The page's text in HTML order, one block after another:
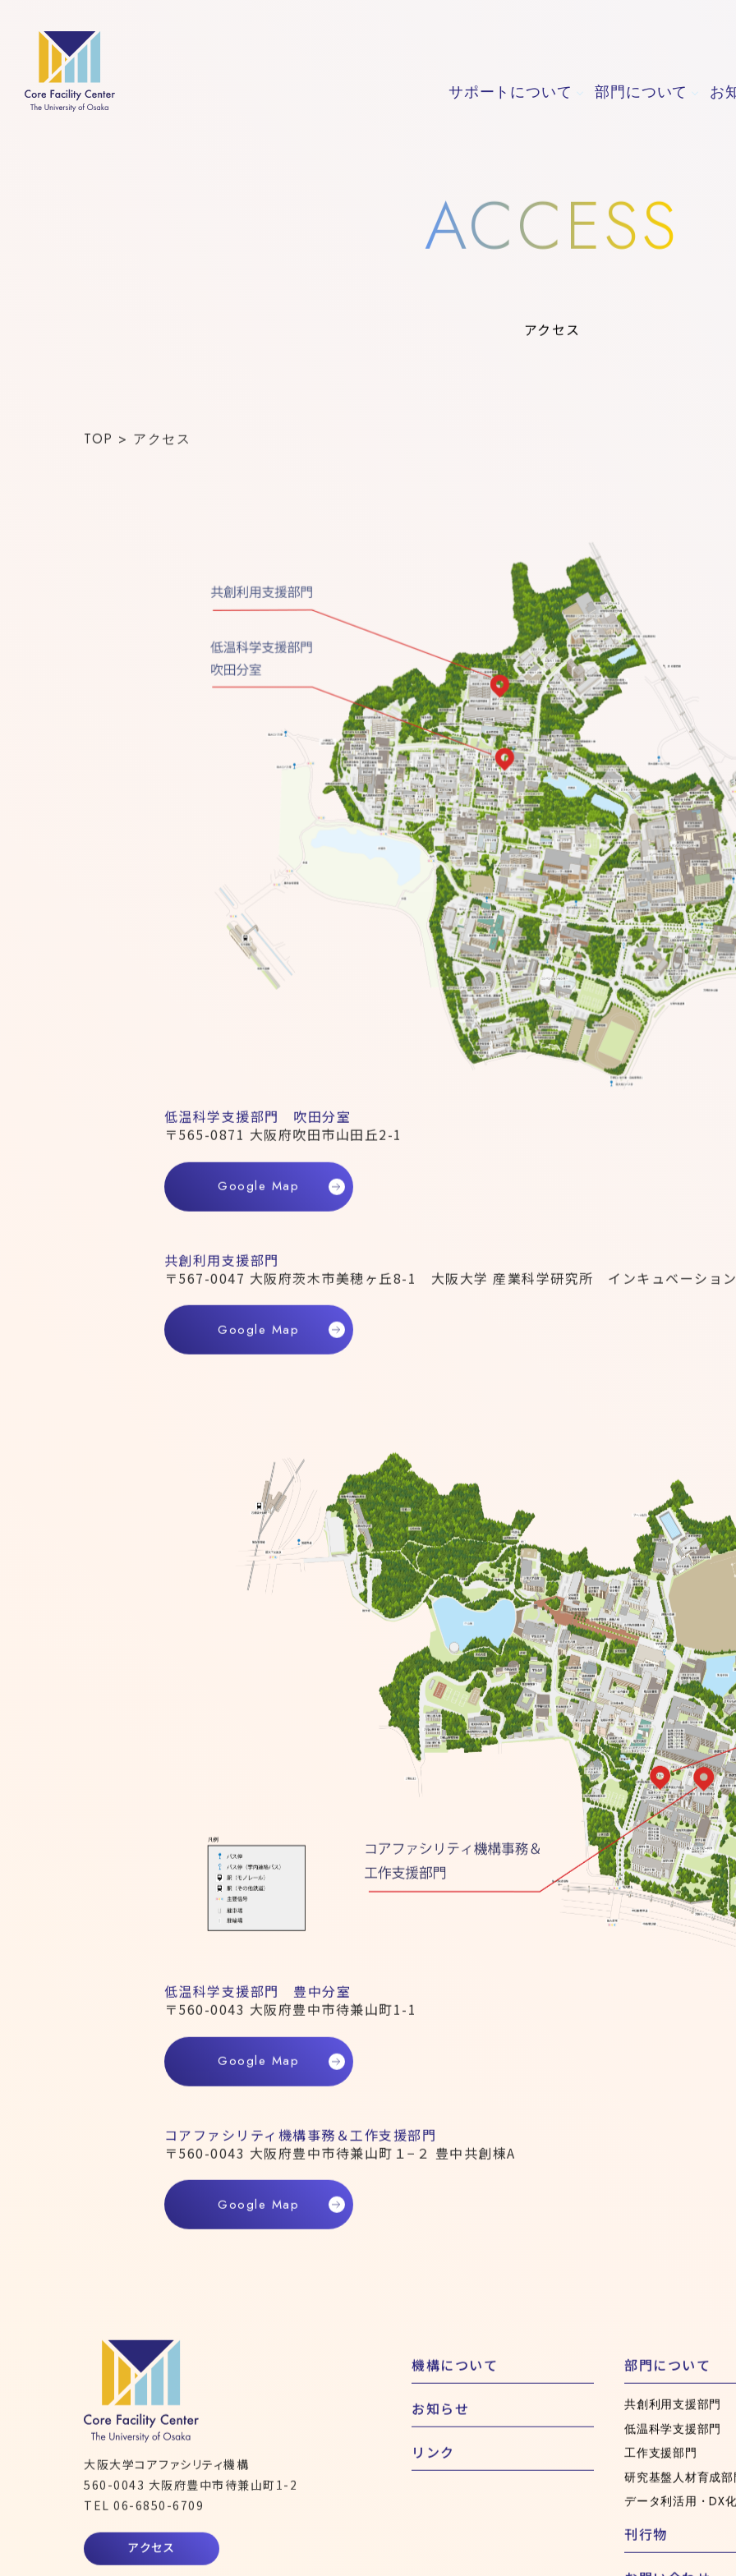
サポートについて 部門について お
ACCESS
アクセス
アクセス
低温科学支援部門 吹田分室
〒565-0871 大阪府吹田市山田丘2-1
Google Map
共創利用支援部門
〒567-0047 大阪府茨木市美穂ヶ丘8-1 大阪大学 産業科学研究所 インキュベーショ
Google Map
低温科学支援部門 豊中分室
〒560-0043 大阪府豊中市待兼山町1-1
Google Map
コアファシリティ機構事務＆工作支援部門
〒560-0043 大阪府豊中市待兼山町１−２ 豊中共創棟A
Google Map
機構について
お知らせ
リンク
部門について
刊行物
大阪大学コアファシリティ機構
560-0043 大阪府豊中市待兼山町1-2